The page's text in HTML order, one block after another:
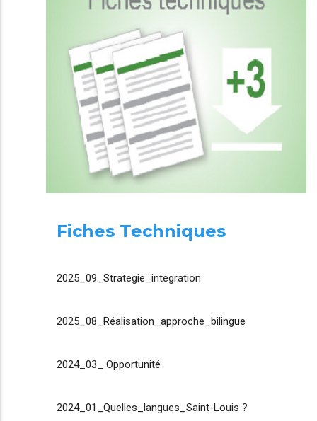
Fiches Techniques
2025_09_Strategie_integration
2025_08_Réalisation_approche_bilingue
2024_03_ Opportunité
2024_01_Quelles_langues_Saint-Louis ?